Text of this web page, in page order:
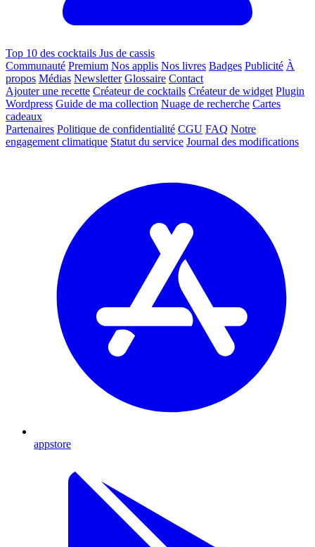
Top 10 des cocktails Jus de cassis
Communauté Premium Nos applis Nos livres Badges Publicité À
propos Médias Newsletter Glossaire Contact
Ajouter une recette Créateur de cocktails Créateur de widget Plugin
Wordpress Guide de ma collection Nuage de recherche Cartes
cadeaux
Partenaires Politique de confidentialité CGU FAQ Notre
engagement climatique Statut du service Journal des modifications
appstore